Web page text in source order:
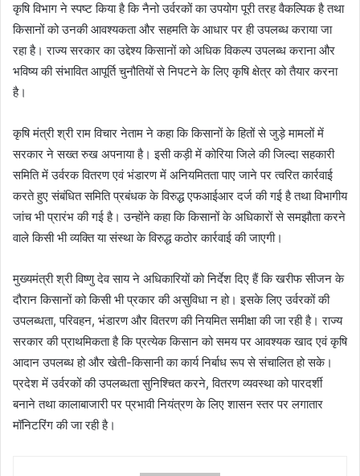
कृषि विभाग ने स्पष्ट किया है कि नैनो उर्वरकों का उपयोग पूरी तरह वैकल्पिक है तथा
किसानों को उनकी आवश्यकता और सहमति के आधार पर ही उपलब्ध कराया जा
रहा है। राज्य सरकार का उद्देश्य किसानों को अधिक विकल्प उपलब्ध कराना और
भविष्य की संभावित आपूर्ति चुनौतियों से निपटने के लिए कृषि क्षेत्र को तैयार करना
है।
कृषि मंत्री श्री राम विचार नेताम ने कहा कि किसानों के हितों से जुड़े मामलों में
सरकार ने सख्त रुख अपनाया है। इसी कड़ी में कोरिया जिले की जिल्दा सहकारी
समिति में उर्वरक वितरण एवं भंडारण में अनियमितता पाए जाने पर त्वरित कार्रवाई
करते हुए संबंधित समिति प्रबंधक के विरुद्ध एफआईआर दर्ज की गई है तथा विभागीय
जांच भी प्रारंभ की गई है। उन्होंने कहा कि किसानों के अधिकारों से समझौता करने
वाले किसी भी व्यक्ति या संस्था के विरुद्ध कठोर कार्रवाई की जाएगी।
मुख्यमंत्री श्री विष्णु देव साय ने अधिकारियों को निर्देश दिए हैं कि खरीफ सीजन के
दौरान किसानों को किसी भी प्रकार की असुविधा न हो। इसके लिए उर्वरकों की
उपलब्धता, परिवहन, भंडारण और वितरण की नियमित समीक्षा की जा रही है। राज्य
सरकार की प्राथमिकता है कि प्रत्येक किसान को समय पर आवश्यक खाद एवं कृषि
आदान उपलब्ध हो और खेती-किसानी का कार्य निर्बाध रूप से संचालित हो सके।
प्रदेश में उर्वरकों की उपलब्धता सुनिश्चित करने, वितरण व्यवस्था को पारदर्शी
बनाने तथा कालाबाजारी पर प्रभावी नियंत्रण के लिए शासन स्तर पर लगातार
मॉनिटरिंग की जा रही है।